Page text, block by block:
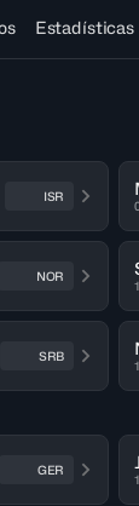
Estadísticas
ISR
NOR
SRB
GER